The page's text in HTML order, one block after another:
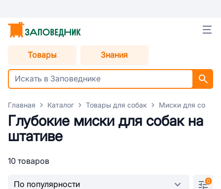
Товары Знания
Главная Каталог Товары для собак Миски для собак
Глубокие миски для собак на
штативе
10 товаров
0